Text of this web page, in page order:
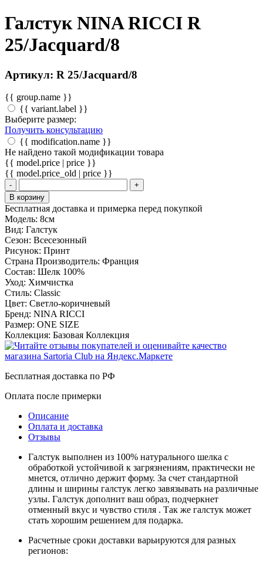
Галстук NINA RICCI R
25/Jacquard/8
Артикул: R 25/Jacquard/8
{{ group.name }}
{{ variant.label }}
Выберите размер:
Получить консультацию
{{ modification.name }}
Не найдено такой модификации товара
{{ model.price | price }}
{{ model.price_old | price }}
-
+
В корзину
Бесплатная доставка и примерка перед покупкой
Модель: 8см
Вид: Галстук
Сезон: Всесезонный
Рисунок: Принт
Страна Производитель: Франция
Состав: Шелк 100%
Уход: Химчистка
Стиль: Classic
Цвет: Светло-коричневый
Бренд: NINA RICCI
Размер: ONE SIZE
Коллекция: Базовая Коллекция
Бесплатная доставка по РФ
Оплата после примерки
Описание
Оплата и доставка
Отзывы
Галстук выполнен из 100% натурального шелка с
обработкой устойчивой к загрязнениям, практически не
мнется, отлично держит форму. За счет стандартной
длины и ширины галстук легко завязывать на различные
узлы. Галстук дополнит ваш образ, подчеркнет
отменный вкус и чувство стиля . Так же галстук может
стать хорошим решением для подарка.
Расчетные сроки доставки варьируются для разных
регионов: